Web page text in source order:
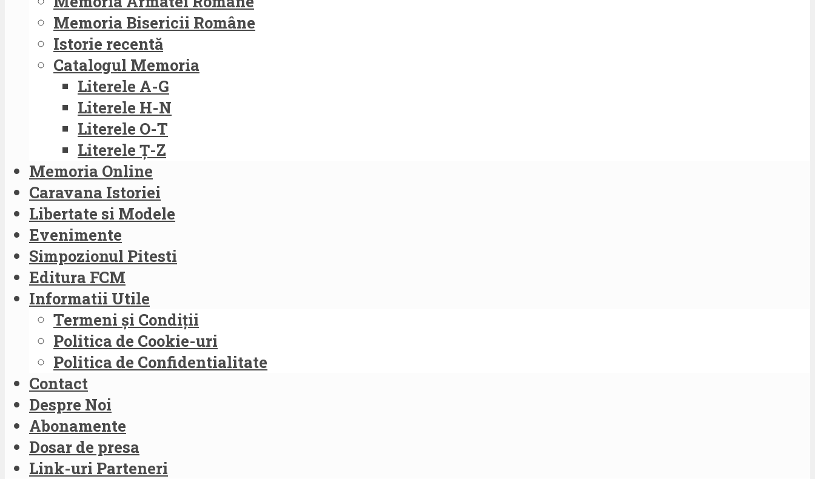
Memoria Bisericii Române
Istorie recentă
Catalogul Memoria
Literele A-G
Literele H-N
Literele O-T
Literele Ț-Z
Memoria Online
Caravana Istoriei
Libertate si Modele
Evenimente
Simpozionul Pitesti
Editura FCM
Informatii Utile
Termeni și Condiții
Politica de Cookie-uri
Politica de Confidentialitate
Contact
Despre Noi
Abonamente
Dosar de presa
Link-uri Parteneri